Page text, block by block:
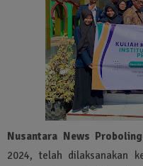
Nusantara News
2024, telah dilaksanakan